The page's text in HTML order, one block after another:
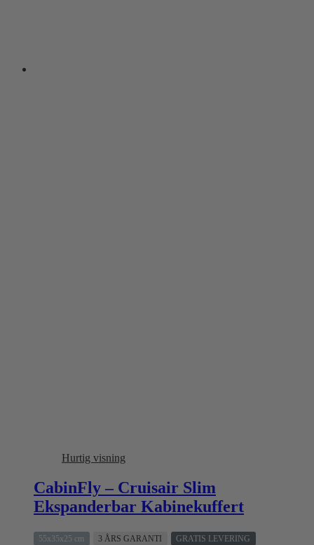
Hurtig visning
CabinFly – Cruisair Slim
Ekspanderbar Kabinekuffert
55x35x25 cm 3 ÅRS GARANTI GRATIS LEVERING